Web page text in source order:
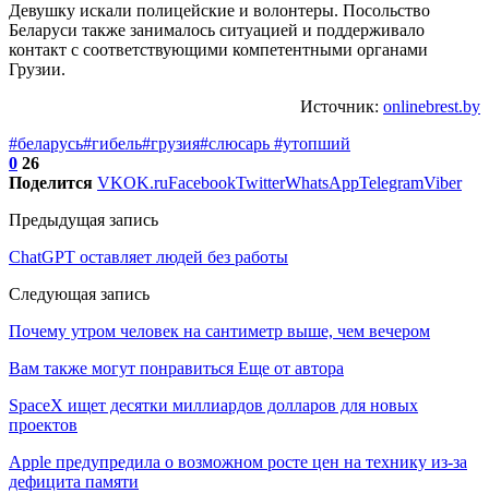
Девушку искали полицейские и волонтеры. Посольство
Беларуси также занималось ситуацией и поддерживало
контакт с соответствующими компетентными органами
Грузии.
Источник: onlinebrest.by
#беларусь#гибель#грузия#слюсарь #утопший
0 26
Поделится VKOK.ruFacebookTwitterWhatsAppTelegramViber
Предыдущая запись
ChatGPT оставляет людей без работы
Следующая запись
Почему утром человек на сантиметр выше, чем вечером
Вам также могут понравиться Еще от автора
SpaceX ищет десятки миллиардов долларов для новых
проектов
Apple предупредила о возможном росте цен на технику из-за
дефицита памяти